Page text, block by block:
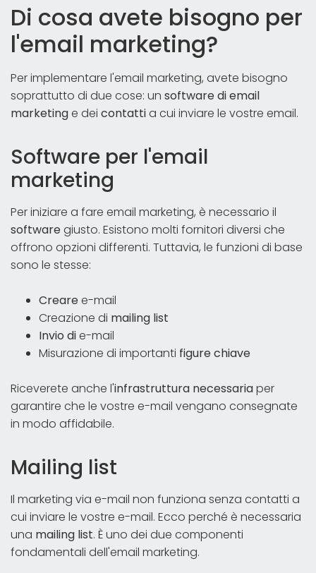
Di cosa avete bisogno per
l'email marketing?
Per implementare l'email marketing, avete bisogno
soprattutto di due cose: un software di email
marketinge dei contattia cui inviare le vostre email.
Software per l'email
marketing
Per iniziare a fare email marketing, è necessario il
softwaregiusto. Esistono molti fornitori diversi che
offrono opzioni differenti. Tuttavia, le funzioni di base
sono le stesse:
Crearee-mail
Creazione di mailing list
Invio die-mail
Misurazione di importanti figure chiave
Riceverete anche l'infrastruttura necessariaper
garantire che le vostre e-mail vengano consegnate
in modo affidabile.
Mailing list
Il marketing via e-mail non funziona senza contatti a
cui inviare le vostre e-mail. Ecco perché è necessaria
una mailing list. È uno dei due componenti
fondamentali dell'email marketing.